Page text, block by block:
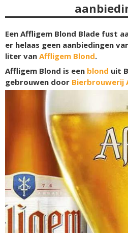
Een Affligem Blond Blade fust
er helaas geen aanbiedingen
liter van Affligem Blond.
Affligem Blond is een blond uit
gebrouwen door Bierbrouwerij